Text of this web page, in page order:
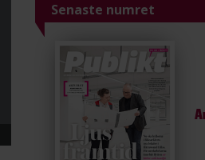
Senaste numret